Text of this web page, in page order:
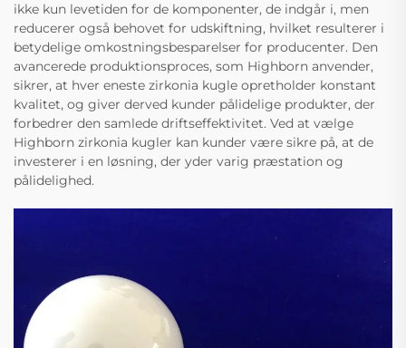
ikke kun levetiden for de komponenter, de indgår i, men
reducerer også behovet for udskiftning, hvilket resulterer i
betydelige omkostningsbesparelser for producenter. Den
avancerede produktionsproces, som Highborn anvender,
sikrer, at hver eneste zirkonia kugle opretholder konstant
kvalitet, og giver derved kunder pålidelige produkter, der
forbedrer den samlede driftseffektivitet. Ved at vælge
Highborn zirkonia kugler kan kunder være sikre på, at de
investerer i en løsning, der yder varig præstation og
pålidelighed.